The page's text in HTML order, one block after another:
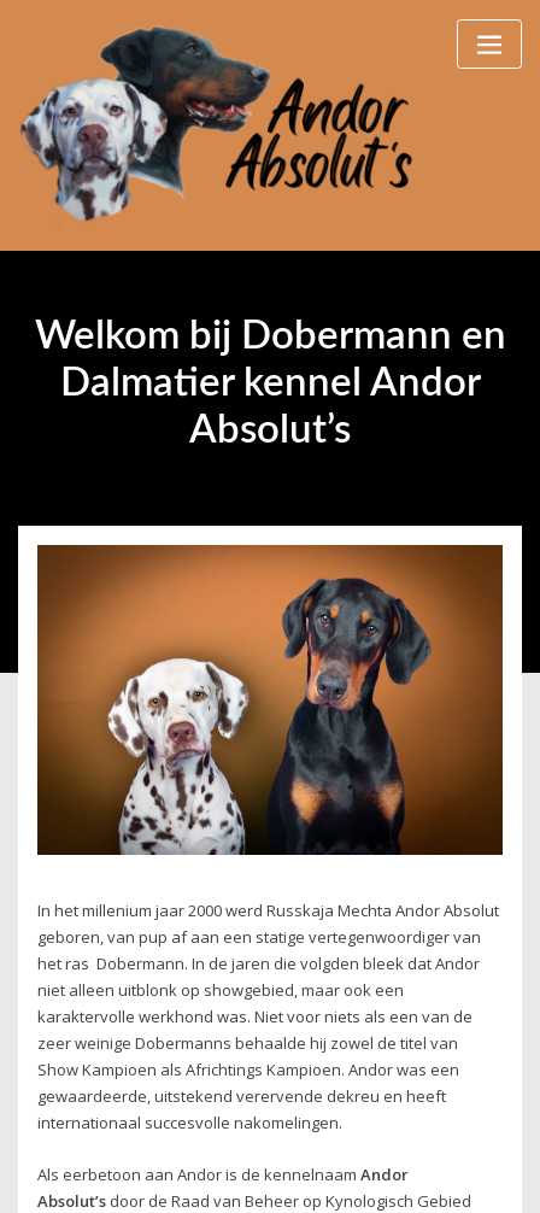
Welkom bij Dobermann en
Dalmatier kennel Andor
Absolut’s
In het millenium jaar 2000 werd Russkaja Mechta Andor Absolut
geboren, van pup af aan een statige vertegenwoordiger van
het ras Dobermann. In de jaren die volgden bleek dat Andor
niet alleen uitblonk op showgebied, maar ook een
karaktervolle werkhond was. Niet voor niets als een van de
zeer weinige Dobermanns behaalde hij zowel de titel van
Show Kampioen als Africhtings Kampioen. Andor was een
gewaardeerde, uitstekend verervende dekreu en heeft
internationaal succesvolle nakomelingen.
Als eerbetoon aan Andor is de kennelnaam Andor
Absolut’s door de Raad van Beheer op Kynologisch Gebied